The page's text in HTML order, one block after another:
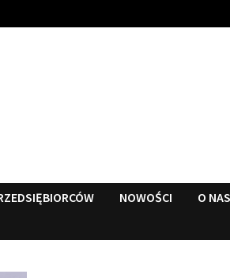
NOWOŚCI O NAS